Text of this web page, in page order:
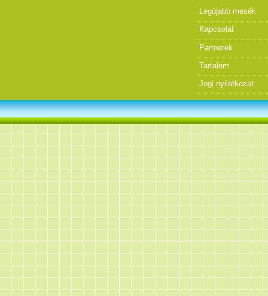
Legújabb mesék
Kapcsolat
Partnerek
Tartalom
Jogi nyilatkozat